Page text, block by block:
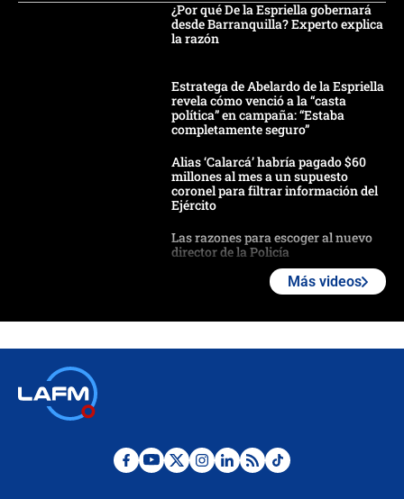
¿Por qué De la Espriella gobernará
desde Barranquilla? Experto explica
la razón
Estratega de Abelardo de la Espriella
revela cómo venció a la “casta
política” en campaña: “Estaba
completamente seguro”
Alias ‘Calarcá’ habría pagado $60
millones al mes a un supuesto
coronel para filtrar información del
Ejército
Las razones para escoger al nuevo
director de la Policía
"No hubo fraude ni posibilidad de
Más videos